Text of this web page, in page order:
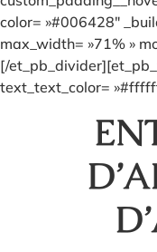
color= »#006428″
max_width= »71% »
[/
text_text_color=